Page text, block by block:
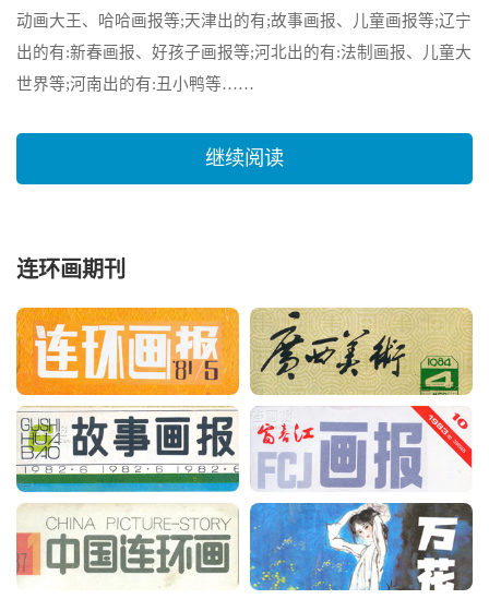
连环画期刊
动画大王、哈哈画报等;天津出的有;故事画报、儿童画报等;辽宁
出的有:新春画报、好孩子画报等;河北出的有:法制画报、儿童大
世界等;河南出的有:丑小鸭等……
继续阅读